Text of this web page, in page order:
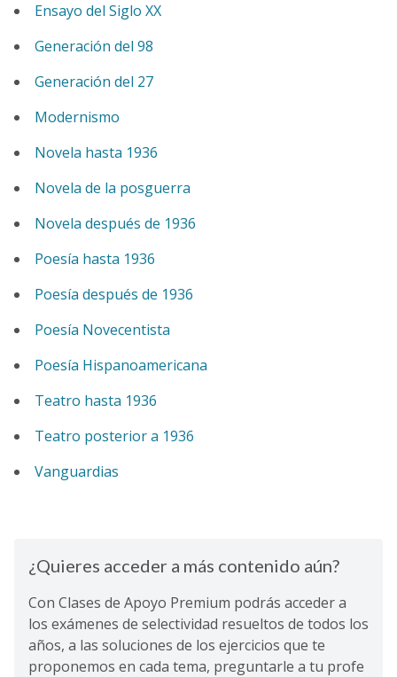
Ensayo del Siglo XX
Generación del 98
Generación del 27
Modernismo
Novela hasta 1936
Novela de la posguerra
Novela después de 1936
Poesía hasta 1936
Poesía después de 1936
Poesía Novecentista
Poesía Hispanoamericana
Teatro hasta 1936
Teatro posterior a 1936
Vanguardias
¿Quieres acceder a más contenido aún?
Con Clases de Apoyo Premium podrás acceder a
los exámenes de selectividad resueltos de todos los
años, a las soluciones de los ejercicios que te
proponemos en cada tema, preguntarle a tu profe